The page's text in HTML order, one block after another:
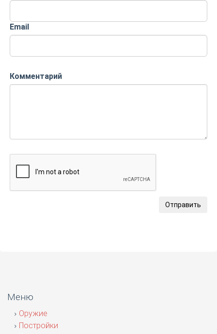
Email
Комментарий
Отправить
Меню
Оружие
Постройки